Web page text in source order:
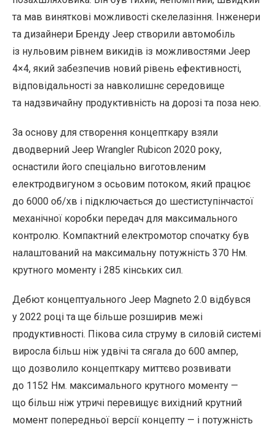
та мав виняткові можливості скелелазіння. Інженери
та дизайнери Бренду Jeep створили автомобіль
із нульовим рівнем викидів із можливостями Jeep
4×4, який забезпечив новий рівень ефективності,
відповідальності за навколишнє середовище
та надзвичайну продуктивність на дорозі та поза нею.
За основу для створення концепткару взяли
дводверний Jeep Wrangler Rubicon 2020 року,
оснастили його спеціально виготовленим
електродвигуном з осьовим потоком, який працює
до 6000 об/хв і підключається до шестиступінчастої
механічної коробки передач для максимального
контролю. Компактний електромотор спочатку був
налаштований на максимальну потужність 370 Нм.
крутного моменту і 285 кінських сил.
Дебют концептуального Jeep Magneto 2.0 відбувся
у 2022 році та ще більше розширив межі
продуктивності. Пікова сила струму в силовій системі
виросла більш ніж удвічі та сягала до 600 ампер,
що дозволило концепткару миттєво розвивати
до 1152 Нм. максимального крутного моменту —
що більш ніж утричі перевищує вихідний крутний
момент попередньої версії концепту — і потужність